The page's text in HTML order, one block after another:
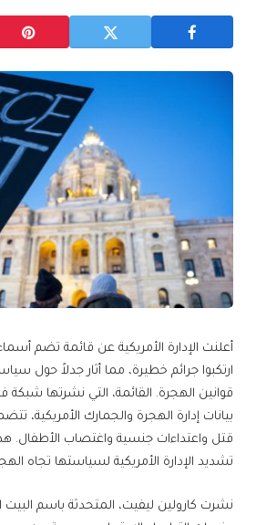
أعلنت الإدارة الأمريكية عن قائمة تضم
ارتكبوا جرائم خطيرة، مما أثار جدلاً حول
قوانين الهجرة. القائمة، التي نشرتها شبكة
بيانات إدارة الهجرة والجمارك الأمريكية،
قتل واعتداءات جنسية واغتصاب الأطفال.
تشديد الإدارة الأمريكية لسياستها تجاه
نشرت كارولين ليفيت، المتحدثة باسم البيت